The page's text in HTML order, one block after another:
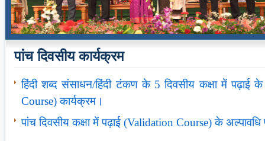
पांच दिवसीय कार्यक्रम
हिंदी शब्‍द संसाधन/हिंदी टंकण के 5 दिवसीय कक्षा में पढ़ाई के
Course) कार्यक्रम।
पांच दिवसीय कक्षा में पढ़ाई (Validation Course) के अल्‍पावधि